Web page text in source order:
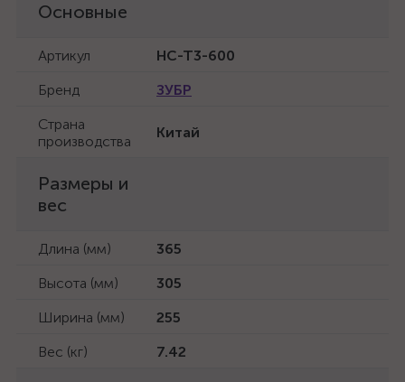
Основные
Артикул
НС-Т3-600
Бренд
ЗУБР
Страна
производства
Китай
Размеры и
вес
Длина (мм)
365
Высота (мм)
305
Ширина (мм)
255
Вес (кг)
7.42